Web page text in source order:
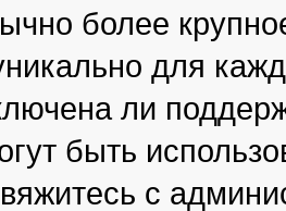
более
для
ли
быть
с